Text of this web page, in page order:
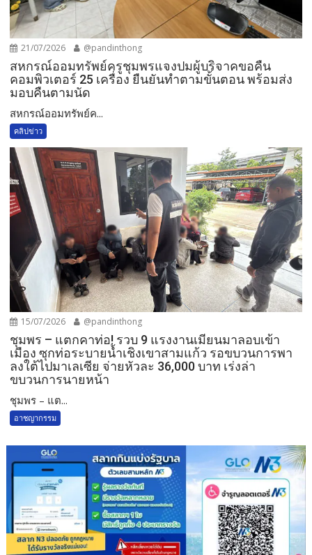
21/07/2026 @pandinthong
สหกรณ์ออมทรัพย์ครูชุมพรแจงปมผู้บริจาคขอคืน
คอมพิวเตอร์ 25 เครื่อง ยืนยันทำตามขั้นตอน พร้อมส่ง
มอบคืนตามนัด
สหกรณ์ออมทรัพย์ค...
คลิปข่าว
15/07/2026 @pandinthong
ชุมพร – แตกคาท่อ! รวบ 9 แรงงานเมียนมาลอบเข้า
เมือง ซุกท่อระบายน้ำเชิงเขาสามแก้ว รอขบวนการพา
ลงใต้ไปมาเลเซีย จ่ายหัวละ 36,000 บาท เร่งล่า
ขบวนการนายหน้า
ชุมพร – แต...
อาชญากรรม